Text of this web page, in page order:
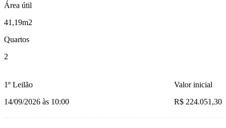
Área útil
41,19m2
Quartos
2
1º Leilão
14/09/2026 às 10:00
Valor inicial
R$ 224.051,30